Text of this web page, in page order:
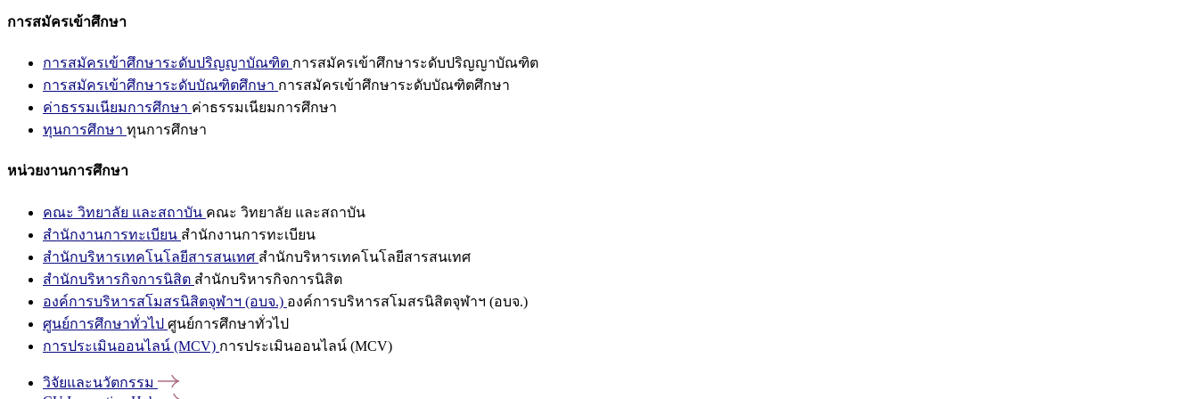
การสมัครเข้าศึกษา
การสมัครเข้าศึกษาระดับปริญญาบัณฑิต การสมัครเข้าศึกษาระดับปริญญาบัณฑิต
การสมัครเข้าศึกษาระดับบัณฑิตศึกษา การสมัครเข้าศึกษาระดับบัณฑิตศึกษา
ค่าธรรมเนียมการศึกษา ค่าธรรมเนียมการศึกษา
ทุนการศึกษา ทุนการศึกษา
หน่วยงานการศึกษา
คณะ วิทยาลัย และสถาบัน คณะ วิทยาลัย และสถาบัน
สำนักงานการทะเบียน สำนักงานการทะเบียน
สำนักบริหารเทคโนโลยีสารสนเทศ สำนักบริหารเทคโนโลยีสารสนเทศ
สำนักบริหารกิจการนิสิต สำนักบริหารกิจการนิสิต
องค์การบริหารสโมสรนิสิตจุฬาฯ (อบจ.) องค์การบริหารสโมสรนิสิตจุฬาฯ (อบจ.)
ศูนย์การศึกษาทั่วไป ศูนย์การศึกษาทั่วไป
การประเมินออนไลน์ (MCV) การประเมินออนไลน์ (MCV)
วิจัยและนวัตกรรม